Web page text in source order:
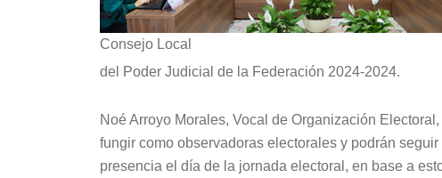
Consejo Local
del Poder Judicial de la Federación 2024-2024.
Noé Arroyo Morales, Vocal de Organización
fungir como observadoras electorales y podrán
presencia el día de la jornada electoral, en base a